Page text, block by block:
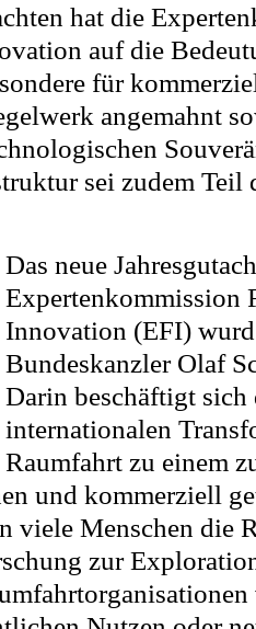
hat die
auf die
für
angemahnt
sei zudem Teil
Das neue
Expertenkommission
Innovation (EFI)
Bundeskanzler Olaf
Darin beschäftigt
internationalen
Raumfahrt zu einem
und kommerziell
viele Menschen die
zur